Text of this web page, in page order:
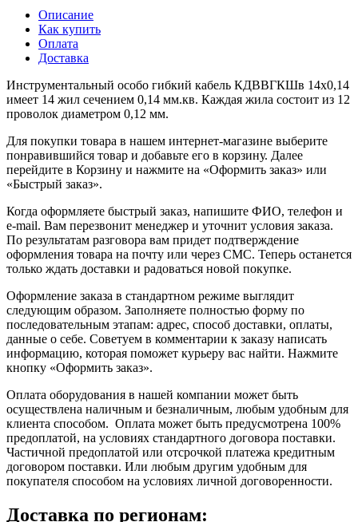
Описание
Как купить
Оплата
Доставка
Инструментальный особо гибкий кабель КДВВГКШв 14х0,14
имеет 14 жил сечением 0,14 мм.кв. Каждая жила состоит из 12
проволок диаметром 0,12 мм.
Для покупки товара в нашем интернет-магазине выберите
понравившийся товар и добавьте его в корзину. Далее
перейдите в Корзину и нажмите на «Оформить заказ» или
«Быстрый заказ».
Когда оформляете быстрый заказ, напишите ФИО, телефон и
e-mail. Вам перезвонит менеджер и уточнит условия заказа.
По результатам разговора вам придет подтверждение
оформления товара на почту или через СМС. Теперь останется
только ждать доставки и радоваться новой покупке.
Оформление заказа в стандартном режиме выглядит
следующим образом. Заполняете полностью форму по
последовательным этапам: адрес, способ доставки, оплаты,
данные о себе. Советуем в комментарии к заказу написать
информацию, которая поможет курьеру вас найти. Нажмите
кнопку «Оформить заказ».
Оплата оборудования в нашей компании может быть
осуществлена наличным и безналичным, любым удобным для
клиента способом. Оплата может быть предусмотрена 100%
предоплатой, на условиях стандартного договора поставки.
Частичной предоплатой или отсрочкой платежа кредитным
договором поставки. Или любым другим удобным для
покупателя способом на условиях личной договоренности.
Доставка по регионам: